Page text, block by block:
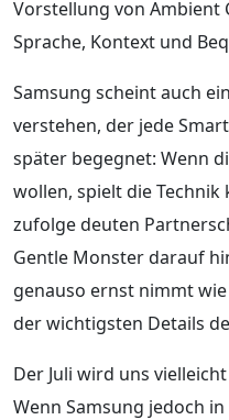
Vorstellung von Ambient
Sprache, Kontext und
Samsung scheint auch
verstehen, der jede
später begegnet: Wenn
wollen, spielt die Technik
zufolge deuten
Gentle Monster darauf
genauso ernst nimmt
der wichtigsten Details
Der Juli wird uns
Wenn Samsung jedoch